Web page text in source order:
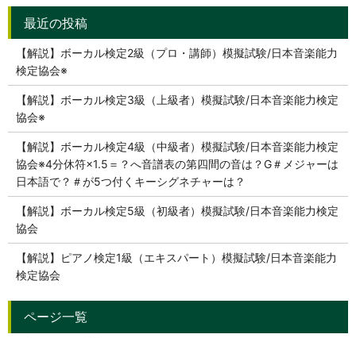
【解説】ボーカル検定2級（プロ・講師）模擬試験/日本音楽能力
検定協会※
【解説】ボーカル検定3級（上級者）模擬試験/日本音楽能力検定
協会※
【解説】ボーカル検定4級（中級者）模擬試験/日本音楽能力検定
協会※4分休符×1.5＝？へ音譜表の第四間の音は？G＃メジャーは
日本語で？＃が5つ付くキーシグネチャーは？
【解説】ボーカル検定5級（初級者）模擬試験/日本音楽能力検定
協会
【解説】ピアノ検定1級（エキスパート）模擬試験/日本音楽能力
検定協会